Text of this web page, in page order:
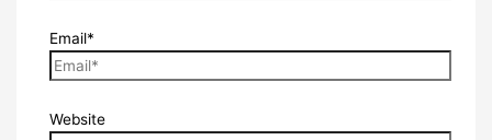
Email*
Website